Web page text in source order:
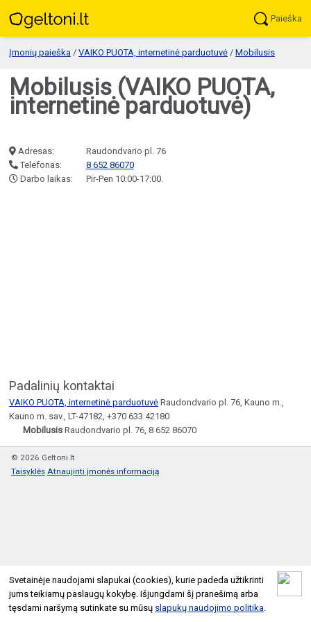
Svetainėje naudojami slapukai (cookies), kurie padeda užtikrinti
jums teikiamų paslaugų kokybę. Išjungdami šį pranešimą arba
tęsdami naršymą sutinkate su mūsų slapukų naudojimo politika
Paieška
Įmonių paieška / VAIKO PUOTA, internetinė parduotuvė / Mobilusis
Mobilusis (VAIKO PUOTA,
internetinė parduotuvė)
Adresas:
Raudondvario pl. 76
Telefonas:
8 652 86070
Darbo laikas:
Pir-Pen 10:00-17:00.
Padalinių kontaktai
VAIKO PUOTA, internetinė parduotuvė Raudondvario pl. 76, Kauno m.,
Kauno m. sav., LT-47182, +370 633 42180
Mobilusis Raudondvario pl. 76, 8 652 86070
© 2026 Geltoni.lt
Taisyklės Atnaujinti įmonės informaciją